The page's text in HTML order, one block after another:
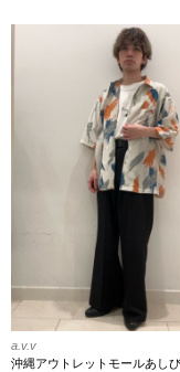
a.v.v
沖縄アウトレットモールあし